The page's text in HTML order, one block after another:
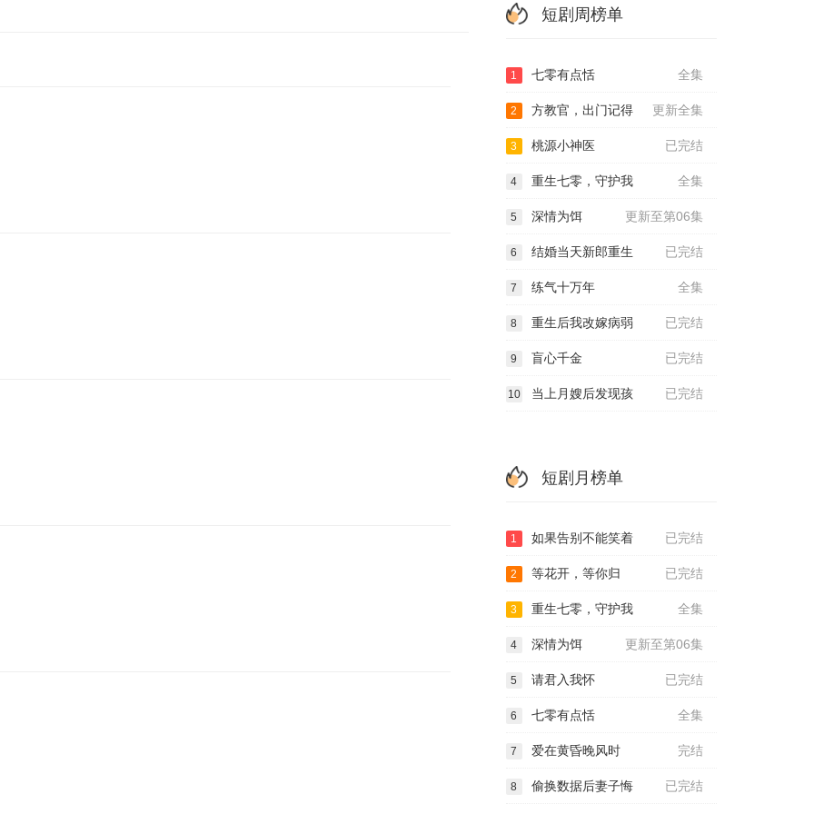
短剧周榜单
全集
1 七零有点恬
更新全集
2 方教官，出门记得
已完结
3 桃源小神医
全集
4 重生七零，守护我
更新至第06集
5 深情为饵
已完结
6 结婚当天新郎重生
全集
7 练气十万年
已完结
8 重生后我改嫁病弱
已完结
9 盲心千金
已完结
10 当上月嫂后发现孩
短剧月榜单
已完结
1 如果告别不能笑着
已完结
2 等花开，等你归
全集
3 重生七零，守护我
更新至第06集
4 深情为饵
已完结
5 请君入我怀
全集
6 七零有点恬
完结
7 爱在黄昏晚风时
已完结
8 偷换数据后妻子悔